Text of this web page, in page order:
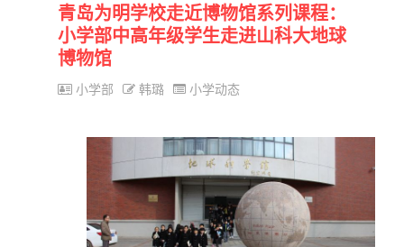
青岛为明学校走近博物馆系列课程：
小学部中高年级学生走进山科大地球
博物馆
小学部 韩璐 小学动态